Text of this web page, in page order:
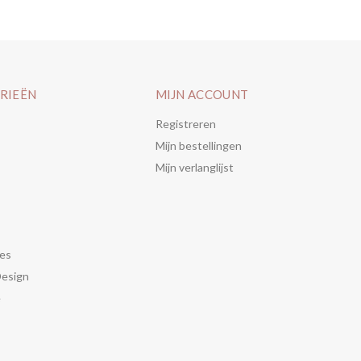
MIJN ACCOUNT
Registreren
Mijn bestellingen
Mijn verlanglijst